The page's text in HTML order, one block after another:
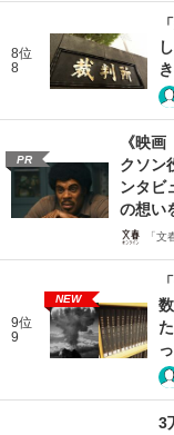
8位
8
PR
《映
クソン
ンタビ
の想い
「
9位
9
NEW
3